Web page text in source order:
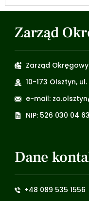
Zarząd
Zarząd
10-173 Olsztyn, ul.
e-mail:
NIP: 526 030 04 63
Dane
+48 089 535 1556